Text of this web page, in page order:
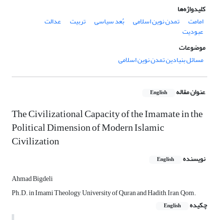
کلیدواژه‌ها
امامت
تمدن نوین اسلامی بُعد سیاسی تربیت عدالت
عبودیت
موضوعات
مسائل بنیادین تمدن نوین اسلامی
عنوان مقاله English
The Civilizational Capacity of the Imamate in the
Political Dimension of Modern Islamic
Civilization
نویسنده English
Ahmad Bigdeli
Ph.D. in Imami Theology, University of Quran and Hadith, Iran, Qom.
چکیده
English